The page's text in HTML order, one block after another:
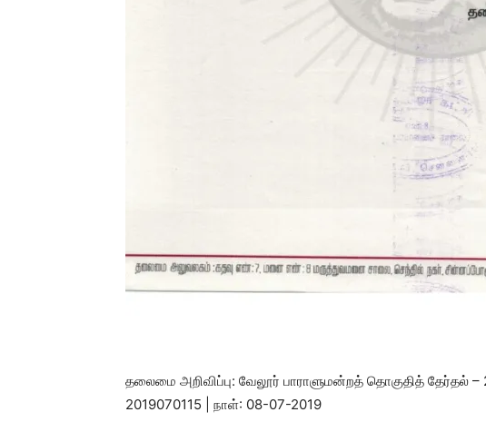
தலைமை அறிவிப்பு: வேலூர் பாராளுமன்றத் தொகுதித் தேர்தல் –
2019070115 | நாள்: 08-07-2019